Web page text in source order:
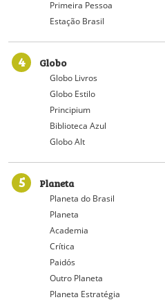
Primeira Pessoa
Estação Brasil
4 Globo
Globo Livros
Globo Estilo
Principium
Biblioteca Azul
Globo Alt
5 Planeta
Planeta do Brasil
Planeta
Academia
Crítica
Paidós
Outro Planeta
Planeta Estratégia